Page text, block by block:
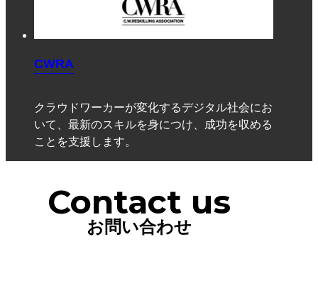
CWRA
クラウドワーカーが変化するデジタル社会にお
いて、最新のスキルを身につけ、成功を収める
ことを支援します。
Contact us
お問い合わせ